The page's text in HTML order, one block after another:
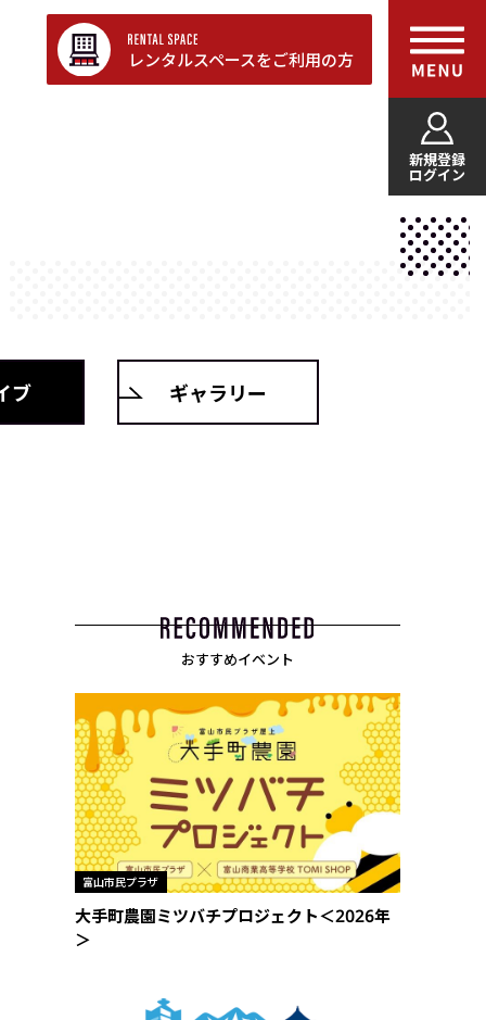
新規登録
ログイン
レンタルスペースをご利用の方
ブ ギャラリー
おすすめイベント
富山市民プラザ
大手町農園ミツバチプロジェクト＜2026年
＞